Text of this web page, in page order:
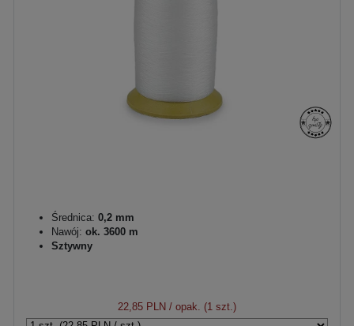
Średnica: 0,2 mm
Nawój: ok. 3600 m
Sztywny
22,85 PLN / opak. (1 szt.)